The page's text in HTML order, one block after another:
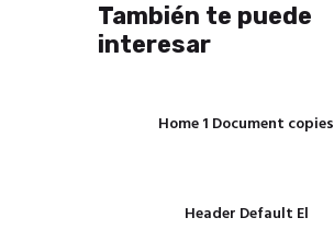
También te puede
interesar
Home 1 Document copies
Header Default El